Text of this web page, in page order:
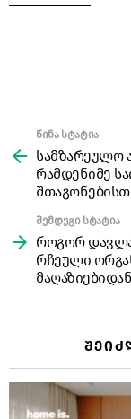
more
წინა სტატია
სამზარეულო
რამდენიმე
შემდეგი სტატია
როგორ
რჩეული
მაღაზიებიდან